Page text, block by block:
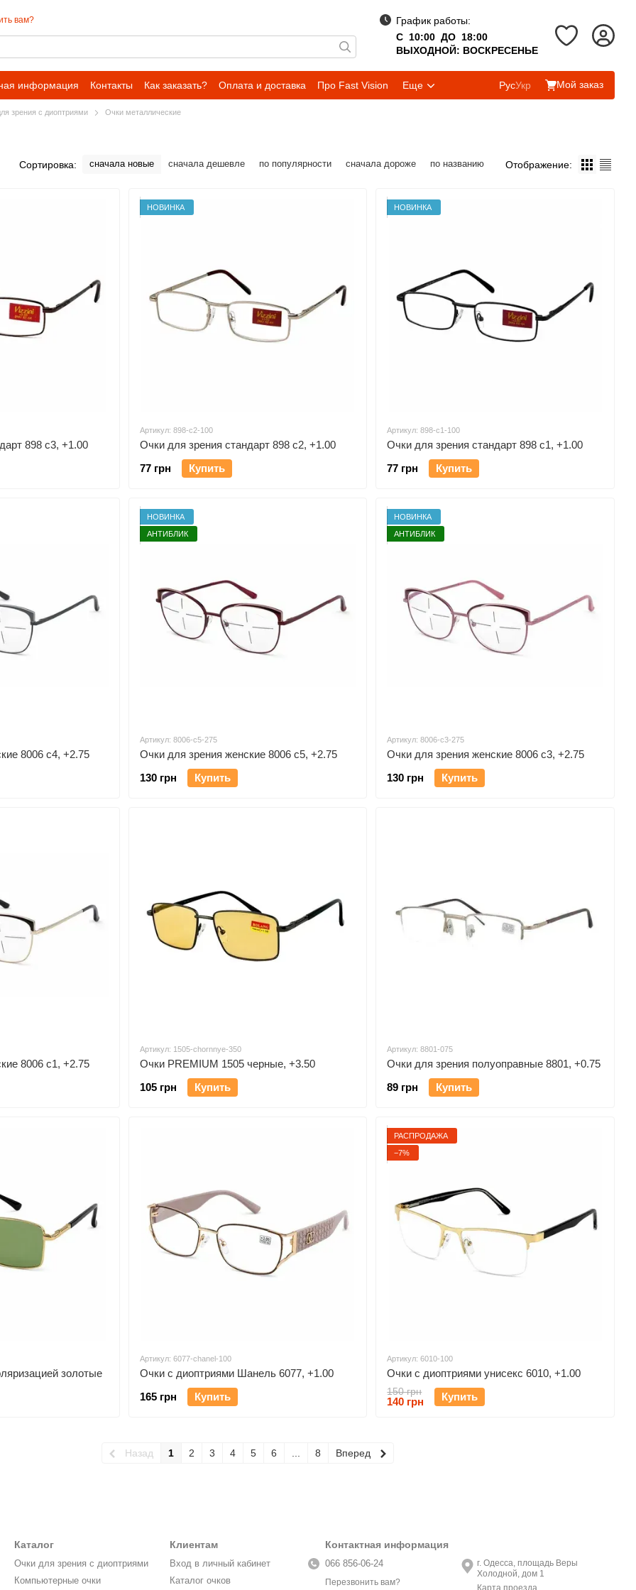
вам?
График работы:
С 10:00 ДО 18:00
ВЫХОДНОЙ: ВОСКРЕСЕНЬЕ
информация Контакты Как заказать? Оплата и доставка Про Fast Vision Еще РусУкр Мой заказ
зрения с диоптриями Очки металлические
Сортировка: сначала новые сначала дешевле по популярности сначала дороже по названию Отображение:
898 c3, +1.00
НОВИНКА
Артикул: 898-c2-100
Очки для зрения стандарт 898 c2, +1.00
77 грн
Купить
НОВИНКА
Артикул: 898-c1-100
Очки для зрения стандарт 898 c1, +1.00
77 грн
Купить
8006 c4, +2.75
НОВИНКА
АНТИБЛИК
Артикул: 8006-c5-275
Очки для зрения женские 8006 c5, +2.75
130 грн
Купить
НОВИНКА
АНТИБЛИК
Артикул: 8006-c3-275
Очки для зрения женские 8006 c3, +2.75
130 грн
Купить
8006 c1, +2.75
Артикул: 1505-chornnye-350
Очки PREMIUM 1505 черные, +3.50
105 грн
Купить
Артикул: 8801-075
Очки для зрения полуоправные 8801, +0.75
89 грн
Купить
золотые
Артикул: 6077-chanel-100
Очки с диоптриями Шанель 6077, +1.00
165 грн
Купить
РАСПРОДАЖА
−7%
Артикул: 6010-100
Очки с диоптриями унисекс 6010, +1.00
150 грн
140 грн Купить
Назад 1 2 3 4 5 6 8 Вперед
Каталог
Очки для зрения с диоптриями
Компьютерные очки
Клиентам
Вход в личный кабинет
Каталог очков
Контактная информация
066 856-06-24
Перезвонить вам?
г. Одесса, площадь Веры
Холодной, дом 1
Карта проезда